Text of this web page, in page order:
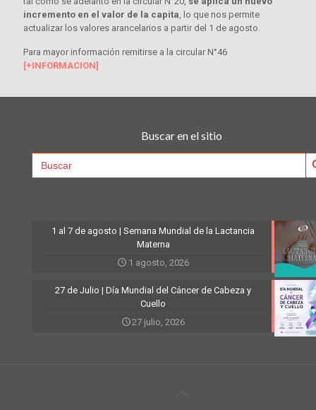
incremento en el valor de la capita , lo que nos permite
actualizar los valores arancelarios a partir del 1 de agosto.
Para mayor información remitirse a la circular N°46
[+INFORMACION]
Buscar en el sitio
Search
1 al 7 de agosto | Semana Mundial de la Lactancia
Materna
1 agosto, 2026
27 de Julio | Día Mundial del Cáncer de Cabeza y
Cuello
27 julio, 2026